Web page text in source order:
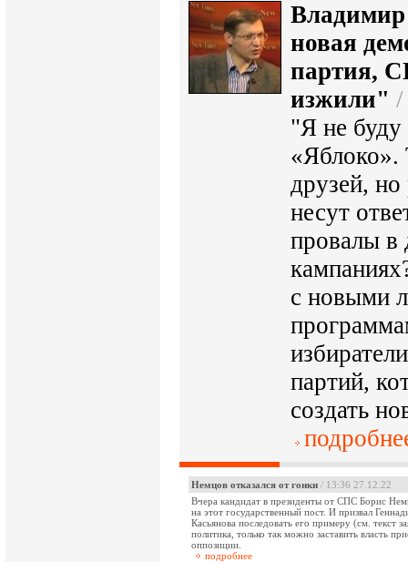
новая
партия,
изжили" /
"Я не
«Яблоко».
друзей, но
несут
провалы в
с новыми
партий,
создать
Немцов отказался от гонки / 13:36 27.12.22
Вчера кандидат в президенты от СПС Борис
на этот государственный пост. И призвал
Касьянова последовать его примеру (см. текст
политика, только так можно заставить власть
оппозиции.
подробнее